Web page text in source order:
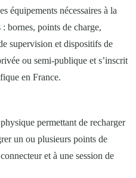
équipements nécessaires à la
bornes, points de charge,
supervision et dispositifs de
ou semi-publique et s’inscrit
en France.
permettant de recharger
un ou plusieurs points de
et à une session de